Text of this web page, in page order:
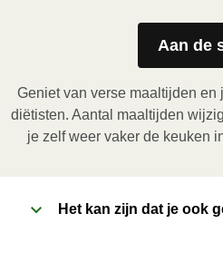
Magnetron (800W):
Verwijder de kartonnen
in de folie. Plaats het bakje in
verwarm de maaltijd
maaltijd daarna nog 1 minuut
verwijderen van de folie.
Aan de
Geniet van verse maaltijden
diëtisten. Aantal maaltijden
je zelf weer vaker de keuken
Het kan zijn dat je ook